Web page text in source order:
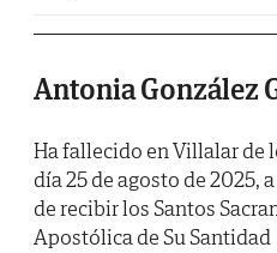
Antonia González
Ha fallecido en Villalar de
día 25 de agosto de 2025,
de recibir los Santos
Apostólica de Su Santidad